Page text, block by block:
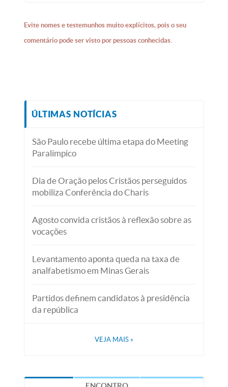
Evite nomes e testemunhos muito explícitos, pois o seu
comentário pode ser visto por pessoas conhecidas.
ÚLTIMAS NOTÍCIAS
São Paulo recebe última etapa do Meeting
Paralímpico
Dia de Oração pelos Cristãos perseguidos
mobiliza Conferência do Charis
Agosto convida cristãos à reflexão sobre as
vocações
Levantamento aponta queda na taxa de
analfabetismo em Minas Gerais
Partidos definem candidatos à presidência
da república
VEJA MAIS »